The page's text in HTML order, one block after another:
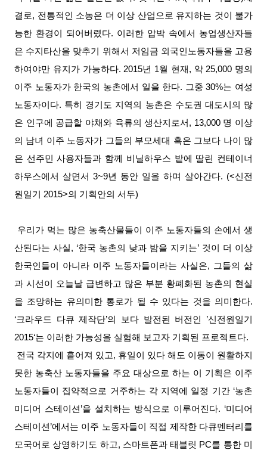
결로, 전통적인 소농은 더 이상 산업으로 유지하는 것이 불가
능한 환경이 되어버렸다. 이러한 압박 속에서 농업생산자들
은 수지타산을 맞추기 위해서 저임금 외국인노동자들을 고용
하여야만 유지가 가능하다. 2015년 1월 현재, 약 25,000 명의
이주 노동자가 한국의 농촌에서 일을 한다. 그중 30%는 여성
노동자이다. 특히 경기도 지역의 농촌은 수도권 대도시의 많
은 인구에 공급할 야채와 육류의 생산지로서, 13,000 명 이상
의 남녀 이주 노동자가 그들의 부모세대 혹은 그보다 나이 많
은 선주민 사용자들과 함께 비닐하우스 밭에 딸린 컨테이너
하우스에서 살면서 3~9년 동안 일을 하며 살아간다. (<신전
원일기 2015>의 기획안의 서두)
우리가 먹는 많은 농축산물들이 이주 노동자들의 손에서 생
산된다는 사실, ‘한국 농촌의 낮과 밤을 지키는’ 것이 더 이상
한국인들이 아니라 이주 노동자들이라는 사실은, 그들의 삶
과 시선이 오늘날 급변하고 많은 부분 황폐화된 농촌의 현실
을 조망하는 유의미한 통로가 될 수 있다는 것을 의미한다.
‘크라우드 다큐 제작단’의 보다 발전된 버전인 ’신전원일기
2015‘는 이러한 가능성을 실험해 보고자 기획된 프로젝트다.
전국 각지에 흩어져 있고, 휴일이 있다 해도 이동이 원활하지
못한 농축산 노동자들을 주요 대상으로 하는 이 기획은 이주
노동자들이 집약적으로 거주하는 각 지역에 일정 기간 ‘농촌
미디어 스테이션’을 설치하는 방식으로 이루어진다. ‘미디어
스테이션’에서는 이주 노동자들이 직접 제작한 다큐멘터리를
모국어로 상영하기도 하고, 스마트폰과 태블릿 PC를 통한 미